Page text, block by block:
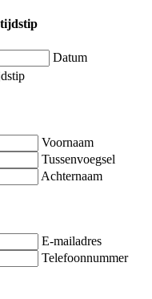
tijdstip
Datum
Voornaam
Tussenvoegsel
Achternaam
E-mailadres
Telefoonnummer